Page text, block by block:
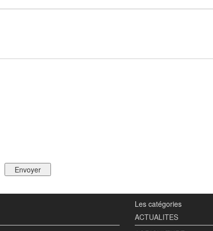
Les catégories
ACTUALITES